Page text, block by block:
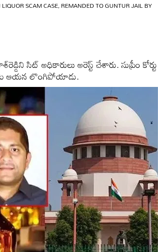
SCAM CASE, REMANDED TO GUNTUR JAIL BY
సిట్‌ అధికారులు అరెస్ట్‌ చేశారు. సుప్రీం కోర్టు
ఆయన లొంగిపోయాడు.